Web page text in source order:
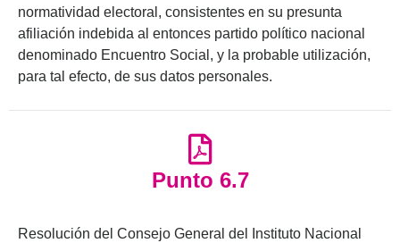
normatividad electoral, consistentes en su presunta
afiliación indebida al entonces partido político nacional
denominado Encuentro Social, y la probable utilización,
para tal efecto, de sus datos personales.
Punto 6.7
Resolución del Consejo General del Instituto Nacional